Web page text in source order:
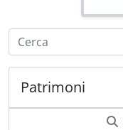
Patrimoni